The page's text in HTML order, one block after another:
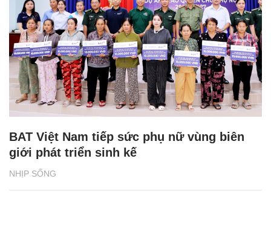
NHỊP SỐNG
BAT Việt Nam tiếp sức phụ nữ vùng biên
giới phát triển sinh kế